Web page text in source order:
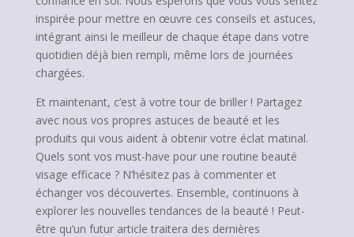
inspirée pour mettre en œuvre ces conseils et astuces,
intégrant ainsi le meilleur de chaque étape dans votre
quotidien déjà bien rempli, même lors de journées
chargées.
Et maintenant, c’est à votre tour de briller ! Partagez
avec nous vos propres astuces de beauté et les
produits qui vous aident à obtenir votre éclat matinal.
Quels sont vos must-have pour une routine beauté
visage efficace ? N’hésitez pas à commenter et
échanger vos découvertes. Ensemble, continuons à
explorer les nouvelles tendances de la beauté ! Peut-
être qu’un futur article traitera des dernières